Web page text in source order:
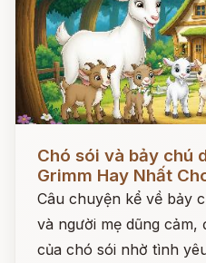
Chó sói và bảy chú
Grimm Hay Nhất
Câu chuyện kể về bảy
và người mẹ dũng cảm,
của chó sói nhờ tình